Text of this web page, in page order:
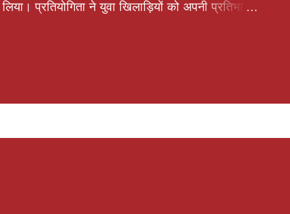
प्रतियोगिता ने युवा खिलाड़ियों को अपनी प्रतिभा,
की सराहना की तथा उन्हें भविष्य में भी निरंतर श्रेष्ठ